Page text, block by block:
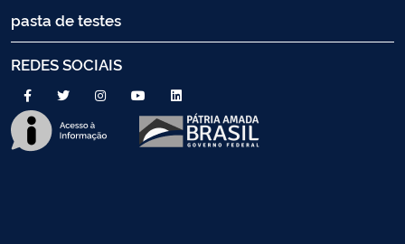
pasta de testes
REDES SOCIAIS